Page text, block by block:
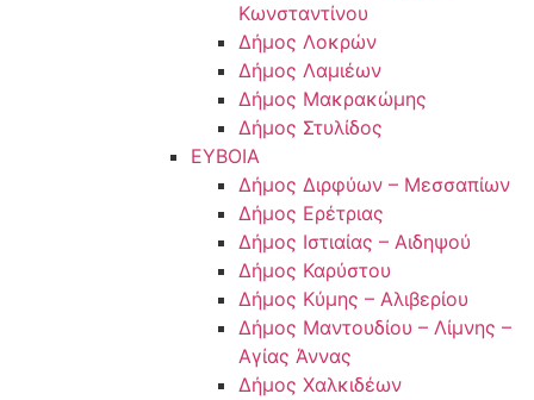
Κωνσταντίνου
Δήμος Λοκρών
Δήμος Λαμιέων
Δήμος Μακρακώμης
Δήμος Στυλίδος
ΕΥΒΟΙΑ
Δήμος Διρφύων – Μεσσαπίων
Δήμος Ερέτριας
Δήμος Ιστιαίας – Αιδηψού
Δήμος Καρύστου
Δήμος Κύμης – Αλιβερίου
Δήμος Μαντουδίου – Λίμνης –
Αγίας Άννας
Δήμος Χαλκιδέων